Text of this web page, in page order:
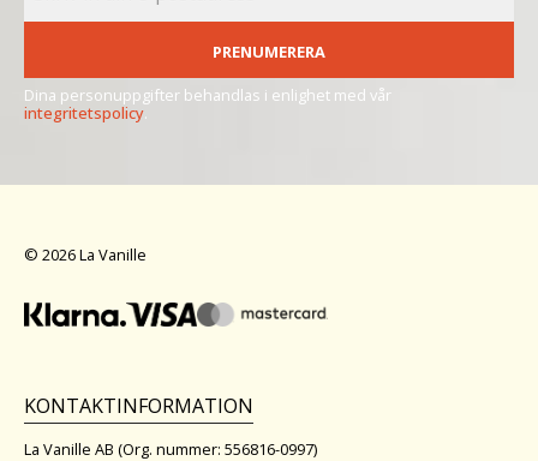
PRENUMERERA
Dina personuppgifter behandlas i enlighet med vår
integritetspolicy.
© 2026 La Vanille
KONTAKTINFORMATION
La Vanille AB (Org. nummer: 556816-0997)